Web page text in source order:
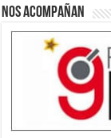
Nos acompañan